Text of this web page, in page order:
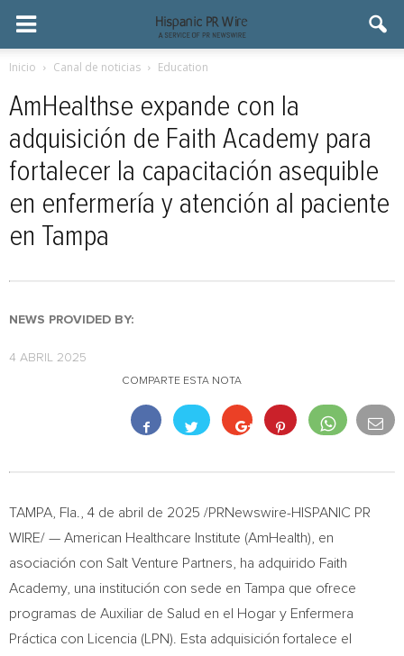
Inicio Canal de noticias Education
AmHealthse expande con la
adquisición de Faith Academy para
fortalecer la capacitación asequible
en enfermería y atención al paciente
en Tampa
NEWS PROVIDED BY:
4 ABRIL 2025
COMPARTE ESTA NOTA
TAMPA, Fla. 4 de abril de 2025 /PRNewswire-HISPANIC PR
WIRE/ — American Healthcare Institute (AmHealth), en
asociación con Salt Venture Partners, ha adquirido Faith
Academy, una institución con sede en Tampa que ofrece
programas de Auxiliar de Salud en el Hogar y Enfermera
Práctica con Licencia (LPN). Esta adquisición fortalece el